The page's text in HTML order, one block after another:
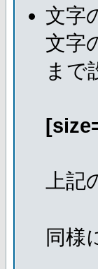
文字
文字
まで
上
同様